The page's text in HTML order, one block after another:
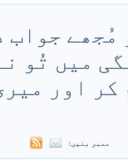
مُجھے جواب
میں تُو
کر اور
ممبر بنیں: